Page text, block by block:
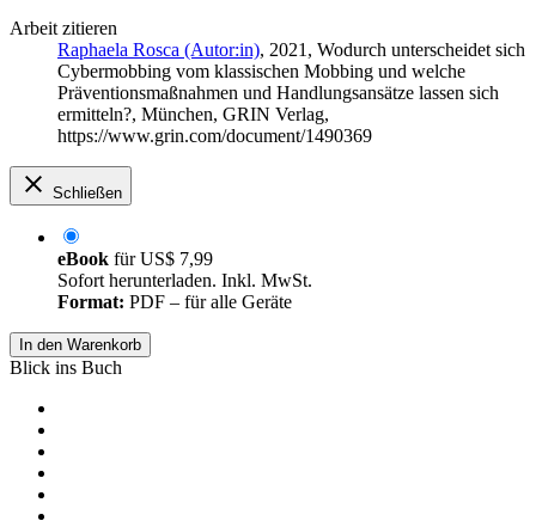
Arbeit zitieren
Raphaela Rosca (Autor:in), 2021, Wodurch unterscheidet sich
Cybermobbing vom klassischen Mobbing und welche
Präventionsmaßnahmen und Handlungsansätze lassen sich
ermitteln?, München, GRIN Verlag,
https://www.grin.com/document/1490369
Schließen
eBook fürUS$ 7,99
Sofort herunterladen. Inkl. MwSt.
Format: PDF – für alle Geräte
In den Warenkorb
Blick ins Buch